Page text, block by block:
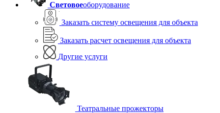
Световоеоборудование
Заказать систему освещения для объекта
Заказать расчет освещения для объекта
Другие услуги
Театральные прожекторы